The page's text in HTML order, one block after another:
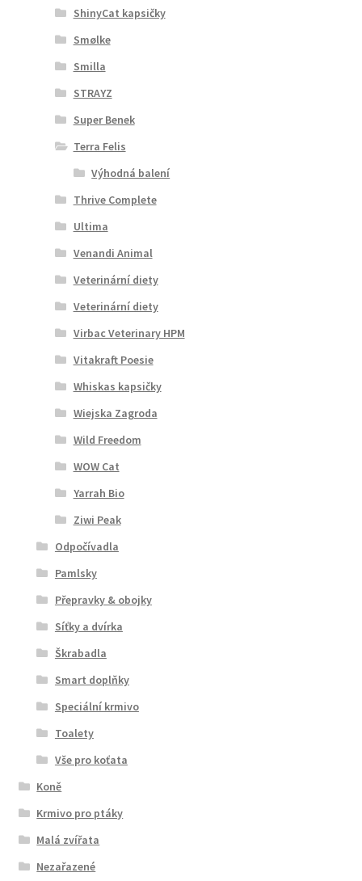
ShinyCat kapsičky
Smølke
Smilla
STRAYZ
Super Benek
Terra Felis
Výhodná balení
Thrive Complete
Ultima
Venandi Animal
Veterinární diety
Veterinární diety
Virbac Veterinary HPM
Vitakraft Poesie
Whiskas kapsičky
Wiejska Zagroda
Wild Freedom
WOW Cat
Yarrah Bio
Ziwi Peak
Odpočívadla
Pamlsky
Přepravky & obojky
Síťky a dvírka
Škrabadla
Smart doplňky
Speciální krmivo
Toalety
Vše pro koťata
Koně
Krmivo pro ptáky
Malá zvířata
Nezařazené